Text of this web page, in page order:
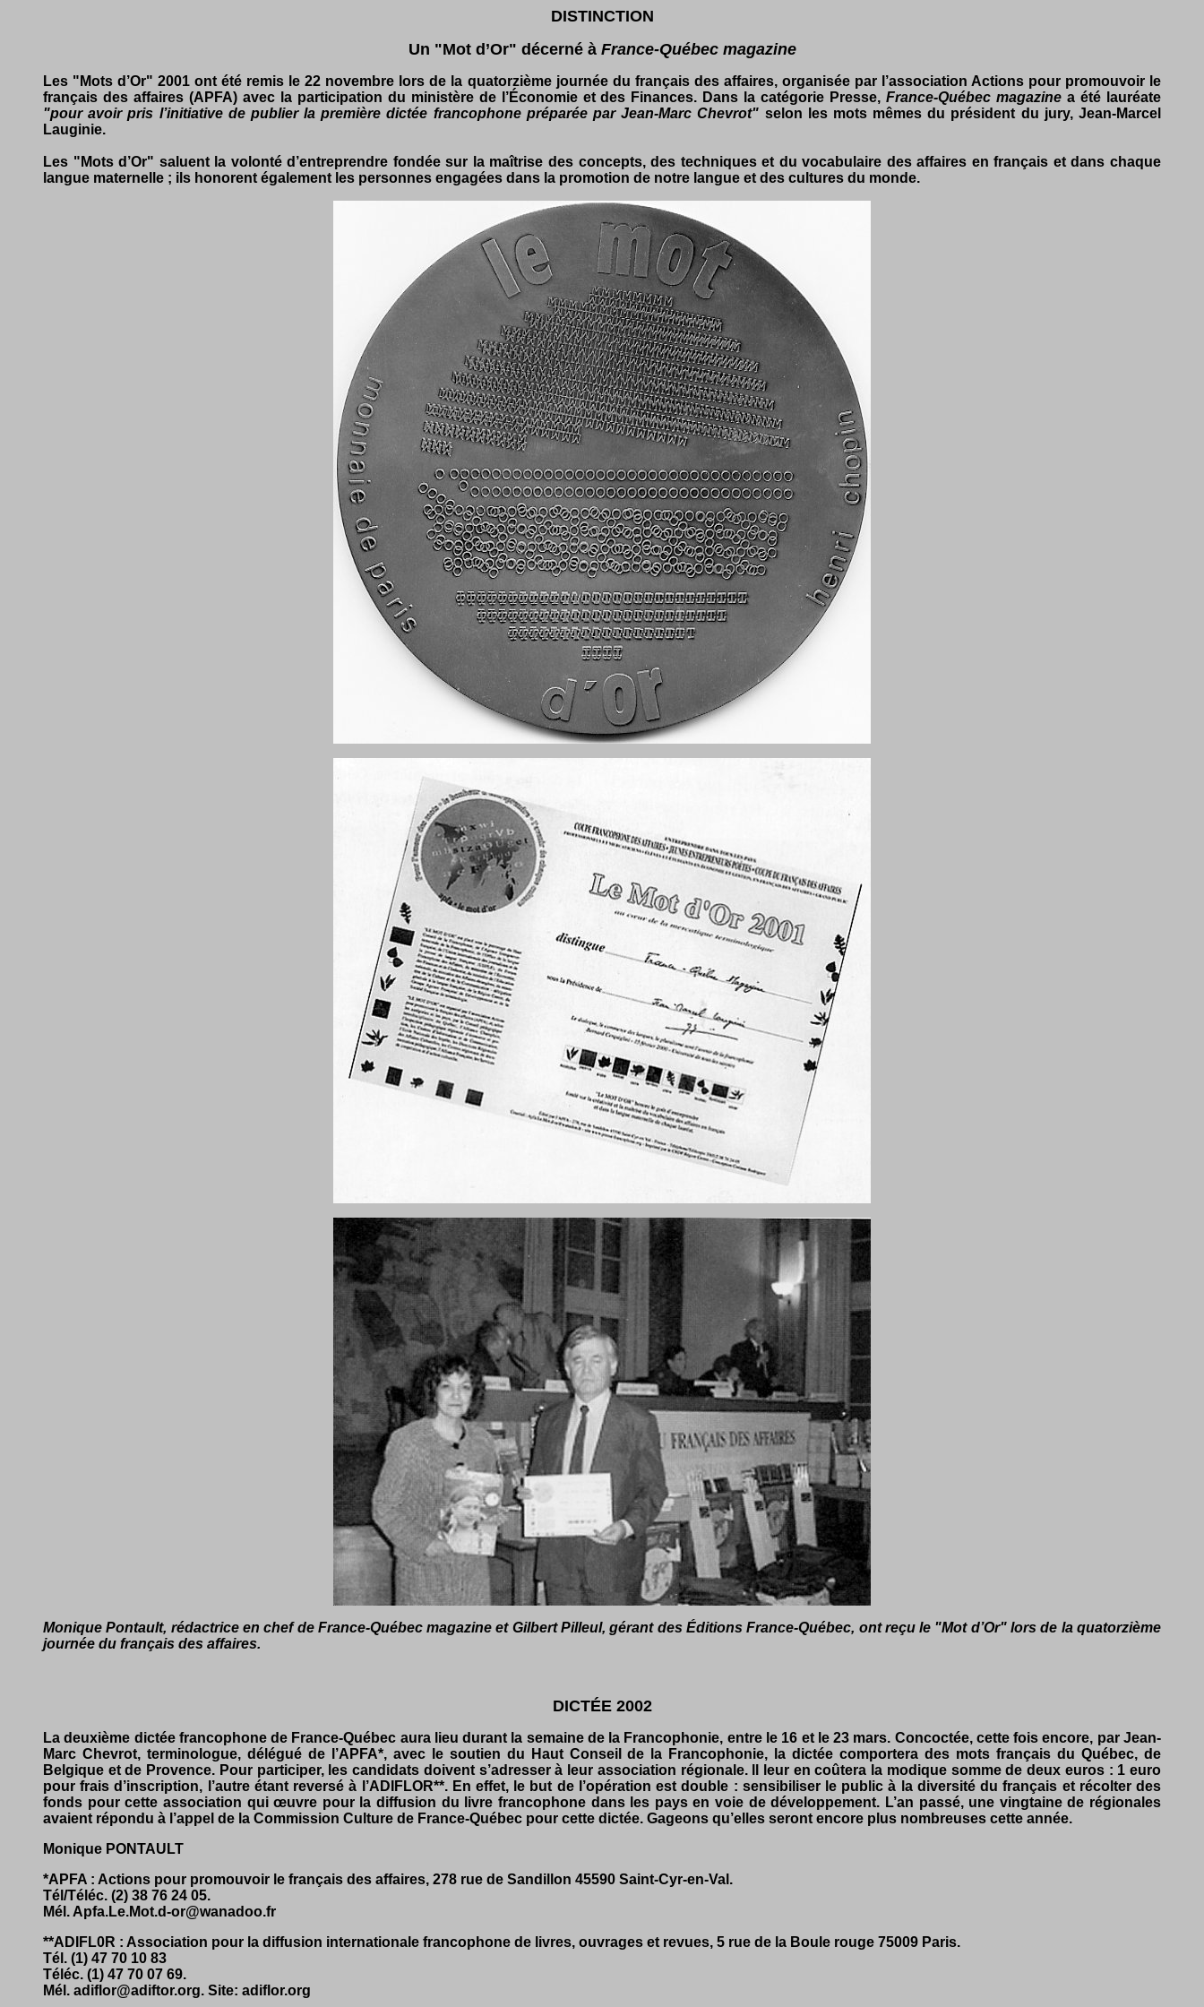
DISTINCTION
Un "Mot d’Or" décerné à France-Québec magazine
Les "Mots d’Or" 2001 ont été remis le 22 novembre lors de la quatorzième journée du français des affaires, organisée par l’association Actions pour pro­mouvoir le
français des affaires (APFA) avec la participation du ministère de l’Économie et des Finances. Dans la catégorie Presse,France-Québec magazinea été lauréate
"pour avoir pris l’initiative de publier la première dictée francophone préparée par Jean-Marc Chevrot" selon les mots mêmes du président du jury, Jean-Marcel
Lauginie.
Les "Mots d’Or" saluent la volonté d’entreprendre fondée sur la maîtrise des concepts, des techniques et du vocabulaire des affaires en français et dans chaque
langue maternelle ; ils honorent également les personnes engagées dans la promotion de notre langue et des cultures du monde.
Monique Pontault, rédactrice en chef de France-Québec magazine et Gilbert Pilleul, gérant des Éditions France-Québec, ont reçu le "Mot d’Or" lors de la quatorzième
journée du français des affaires.
DICTÉE 2002
La deuxième dictée francophone de France-Québec aura lieu durant la semaine de la Francophonie, entre le 16 et le 23 mars. Concoctée, cette fois encore, par Jean-
Marc Chevrot, terminologue, délégué de l’APFA*, avec le soutien du Haut Conseil de la Francophonie, la dictée comportera des mots français du Québec, de
Belgique et de Provence. Pour participer, les candidats doivent s’adresser à leur association régionale. ll leur en coûtera la modique somme de deux euros : 1 euro
pour frais d’inscription, l’autre étant reversé à l’ADIFLOR**. En effet, le but de l’opération est double : sensibiliser le public à la diversité du français et récolter des
fonds pour cette association qui œuvre pour la diffusion du livre francophone dans les pays en voie de développement. L’an passé, une vingtaine de régionales
avaient répondu à l’appel de la Commission Culture de France-Québec pour cette dictée. Gageons qu’elles seront encore plus nombreuses cette année.
Monique PONTAULT
*APFA : Actions pour promouvoir le français des affaires, 278 rue de Sandillon 45590 Saint-Cyr-en-Val.
Tél/Téléc. (2) 38 76 24 05.
Mél. Apfa.Le.Mot.d-or@wanadoo.fr
**ADIFL0R : Association pour la diffusion internationale francophone de livres, ouvrages et revues, 5 rue de la Boule rouge 75009 Paris.
Tél. (1) 47 70 10 83
Téléc. (1) 47 70 07 69.
Mél. adiflor@adi­ftor.org. Site: adiflor.org